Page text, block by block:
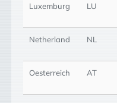
Luxemburg LU
Netherland NL
Oesterreich AT